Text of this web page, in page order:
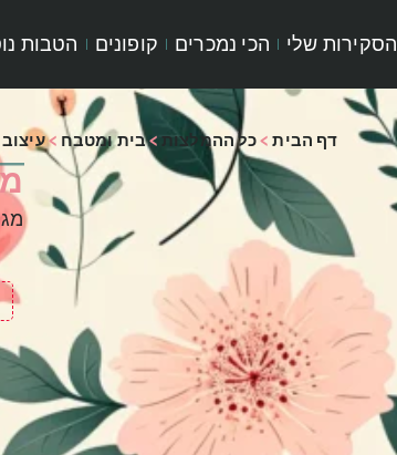
הסקירות שלי הכי נמכרים קופונים הטבות
דף הבית>כל ההמלצות>בית ומטבח >